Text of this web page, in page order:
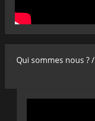
Qui sommes nous ? /